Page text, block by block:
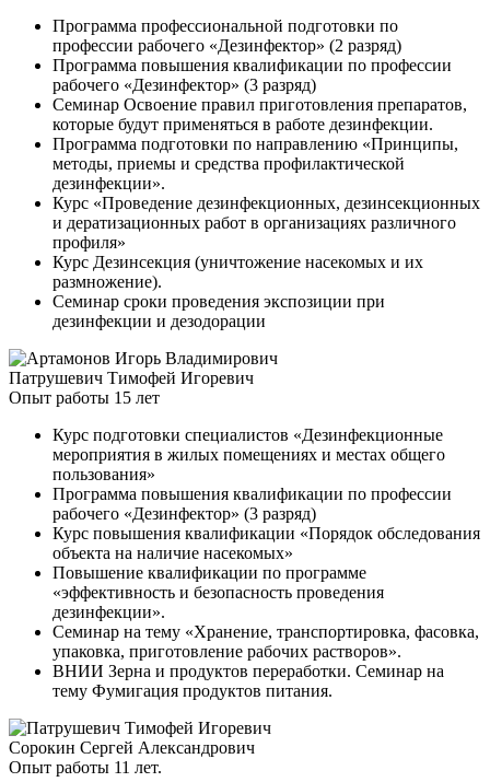
Программа профессиональной подготовки по
профессии рабочего «Дезинфектор» (2 разряд)
Программа повышения квалификации по профессии
рабочего «Дезинфектор» (3 разряд)
Семинар Освоение правил приготовления препаратов,
которые будут применяться в работе дезинфекции.
Программа подготовки по направлению «Принципы,
методы, приемы и средства профилактической
дезинфекции».
Курс «Проведение дезинфекционных, дезинсекционных
и дератизационных работ в организациях различного
профиля»
Курс Дезинсекция (уничтожение насекомых и их
размножение).
Семинар сроки проведения экспозиции при
дезинфекции и дезодорации
Патрушевич Тимофей Игоревич
Опыт работы 15 лет
Курс подготовки специалистов «Дезинфекционные
мероприятия в жилых помещениях и местах общего
пользования»
Программа повышения квалификации по профессии
рабочего «Дезинфектор» (3 разряд)
Курс повышения квалификации «Порядок обследования
объекта на наличие насекомых»
Повышение квалификации по программе
«эффективность и безопасность проведения
дезинфекции».
Семинар на тему «Хранение, транспортировка, фасовка,
упаковка, приготовление рабочих растворов».
ВНИИ Зерна и продуктов переработки. Семинар на
тему Фумигация продуктов питания.
Сорокин Сергей Александрович
Опыт работы 11 лет.